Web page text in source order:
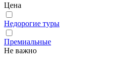
Цена
Недорогие туры
Премиальные
Не важно